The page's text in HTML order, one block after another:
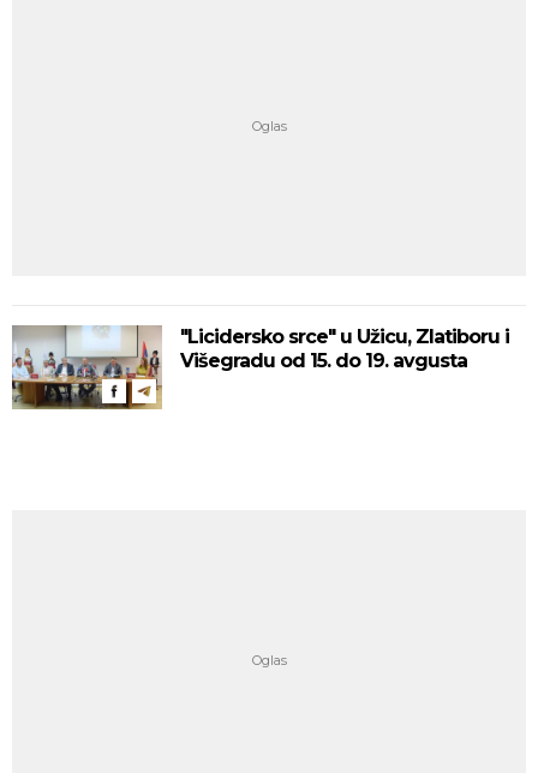
"Licidersko srce" u Užicu, Zlatiboru i
Višegradu od 15. do 19. avgusta